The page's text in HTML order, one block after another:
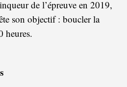
de l’épreuve en 2019,
son objectif : boucler la
heures.